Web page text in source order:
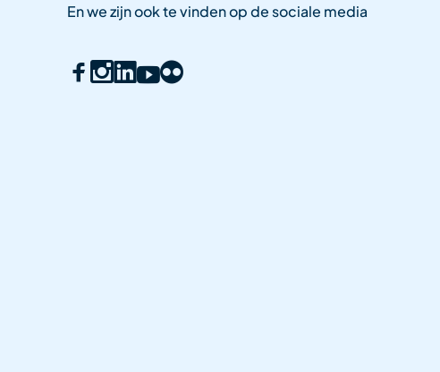
En we zijn ook te vinden op de sociale media